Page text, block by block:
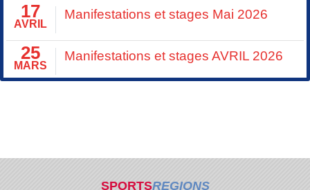
17
AVRIL
Manifestations et stages Mai 2026
25
MARS
Manifestations et stages AVRIL 2026
SPORTSREGIONS